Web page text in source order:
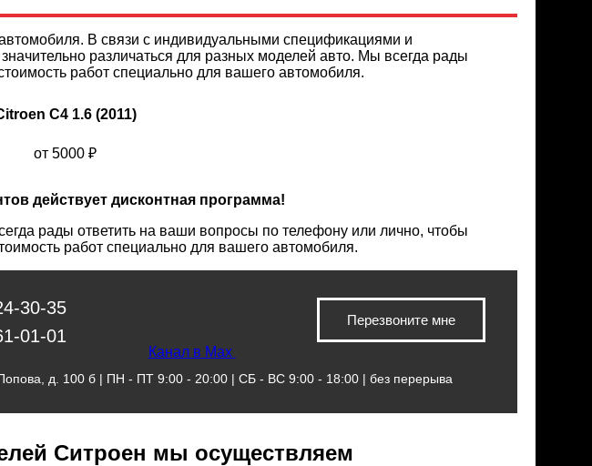
В связи с индивидуальными спецификациями и
различаться для разных моделей авто. Мы всегда рады
работ специально для вашего автомобиля.
C4 1.6 (2011)
от 5000 ₽
действует дисконтная программа!
рады ответить на ваши вопросы по телефону или лично, чтобы
работ специально для вашего автомобиля.
30-35
01-01
Канал в Max
Перезвоните мне
д. 100 б | ПН - ПТ 9:00 - 20:00 | СБ - ВС 9:00 - 18:00 | без перерыва
Ситроен мы осуществляем